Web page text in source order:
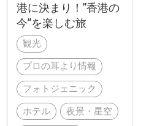
港に決まり！”香港の
今”を楽しむ旅
観光
プロの耳より情報
フォトジェニック
ホテル 夜景・星空